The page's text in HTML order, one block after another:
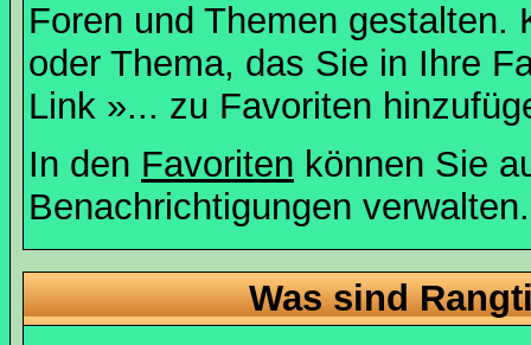
Foren und Themen
oder Thema, das Sie in Ihre
Link »... zu Favoriten
In den Favoriten können Sie
Benachrichtigungen verwalten.
Was sind